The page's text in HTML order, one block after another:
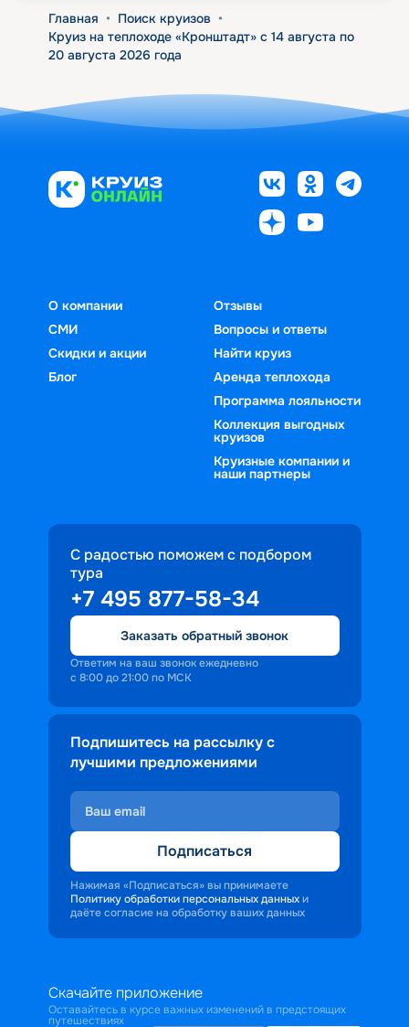
Главная • Поиск круизов •
Круиз на теплоходе «Кронштадт» с 14 августа по
20 августа 2026 года
О компании
СМИ
Скидки и акции
Блог
Отзывы
Вопросы и ответы
Найти круиз
Аренда теплохода
Программа лояльности
Коллекция выгодных
круизов
Круизные компании и
наши партнеры
С радостью поможем с подбором
тура
+7 495 877-58-34
Заказать обратный звонок
Ответим на ваш звонок ежедневно
с 8:00 до 21:00 по МСК
Подпишитесь на рассылку с
лучшими предложениями
Подписаться
Нажимая «Подписаться» вы принимаете
Политику обработки персональных данных и
даёте согласие на обработку ваших данных
Скачайте приложение
Оставайтесь в курсе важных изменений в предстоящих
путешествиях